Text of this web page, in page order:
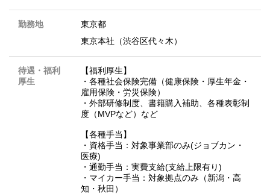
勤務地
東京都
東京本社（渋谷区代々木）
待遇・福利
厚生
【福利厚生】
・各種社会保険完備（健康保険・厚生年金・
雇用保険・労災保険）
・外部研修制度、書籍購入補助、各種表彰制
度（MVPなど）など
【各種手当】
・資格手当：対象事業部のみ(ジョブカン・
医療)
・通勤手当：実費支給(支給上限有り)
・マイカー手当：対象拠点のみ（新潟・高
知・秋田）